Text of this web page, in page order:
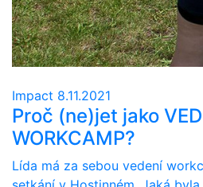
Impact 8.11.2021
Proč (ne)jet jako
WORKCAMP?
Lída má za sebou vedení